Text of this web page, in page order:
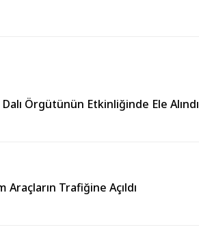
Örgütünün Etkinliğinde Ele Alındı
Trafiğine Açıldı